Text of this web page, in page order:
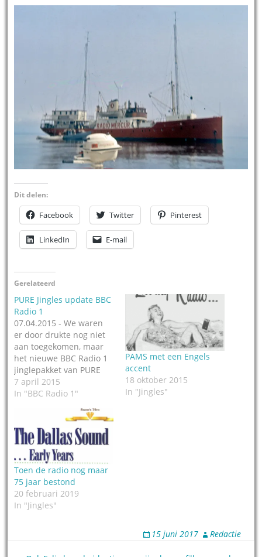
Dit delen:
Facebook Twitter Pinterest
LinkedIn E-mail
Gerelateerd
PURE Jingles update BBC
Radio 1
07.04.2015 - We waren
er door drukte nog niet
aan toegekomen, maar
het nieuwe BBC Radio 1
jinglepakket van PURE
Jingles uit Hilversum is
beslist de moeite waard.
verwerkt in de jingles
voor BBC Radio 1 nu
voice-overs uit de hele
UK (dus met
uiteenlopende
accenten). Het station
maakt…
7 april 2015
In "BBC Radio 1"
PAMS met een Engels
accent
18 oktober 2015
In "Jingles"
Toen de radio nog maar
75 jaar bestond
20 februari 2019
In "Jingles"
15 juni 2017 Redactie